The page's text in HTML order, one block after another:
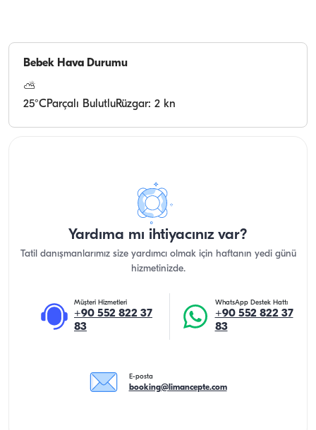
Bebek Hava Durumu
⛅
25°CParçalı BulutluRüzgar: 2 kn
Yardıma mı ihtiyacınız var?
Tatil danışmanlarımız size yardımcı olmak için haftanın yedi günü
hizmetinizde.
Müşteri Hizmetleri
+90 552 822 37
83
WhatsApp Destek Hattı
+90 552 822 37
83
E-posta
booking@limancepte.com